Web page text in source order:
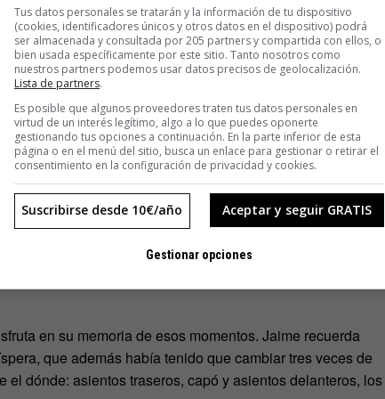
a su alrededor y compruébenlo. Ana se la tragaba
santa «supongo que desde los autobuses nos veían,
El binomio felatio-driver es puro machotismo, puro
mientras aceleraba a 140 por la A5, cerca ya de
es un subidón fantástico, eres el puto rey del mundo;
los mil sentidos en la carretera, por supuesto», dice al
sabemos que no tienen estadísticas al respecto, por
práctica sexual con resultado de accidente grave, incluso
en su memoria de esos momentos. Jaime recuerda
que además había tenido que cambiar tres veces de
dónde: asientos traseros, capó y asientos delanteros, los
Tus datos personales se tratarán y la información de tu dispositivo
(cookies, identificadores únicos y otros datos en el dispositivo) podrá
ser almacenada y consultada por 205 partners y compartida con ellos, o
bien usada específicamente por este sitio. Tanto nosotros como
nuestros partners podemos usar datos precisos de geolocalización.
Lista de partners.
Es posible que algunos proveedores traten tus datos personales en
virtud de un interés legítimo, algo a lo que puedes oponerte
gestionando tus opciones a continuación. En la parte inferior de esta
página o en el menú del sitio, busca un enlace para gestionar o retirar el
consentimiento en la configuración de privacidad y cookies.
Aceptar y seguir GRATIS
Suscribirse desde 10€/año
Gestionar opciones